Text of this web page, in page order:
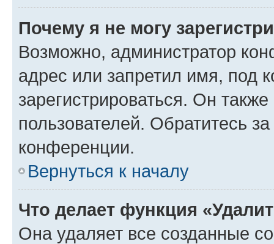
Почему я не могу
Возможно, администратор
адрес или запретил имя, под
зарегистрироваться. Он
пользователей. Обратитесь
конференции.
Вернуться к началу
Что делает функция
Она удаляет все созданные